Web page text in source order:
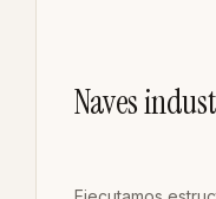
Naves